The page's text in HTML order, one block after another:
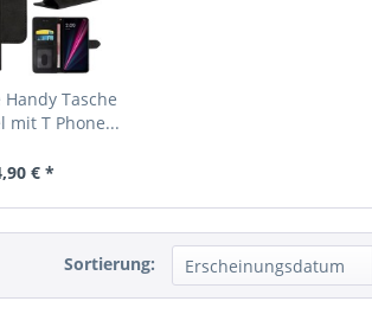
Handy Tasche
mit T Phone...
€ *
Sortierung: